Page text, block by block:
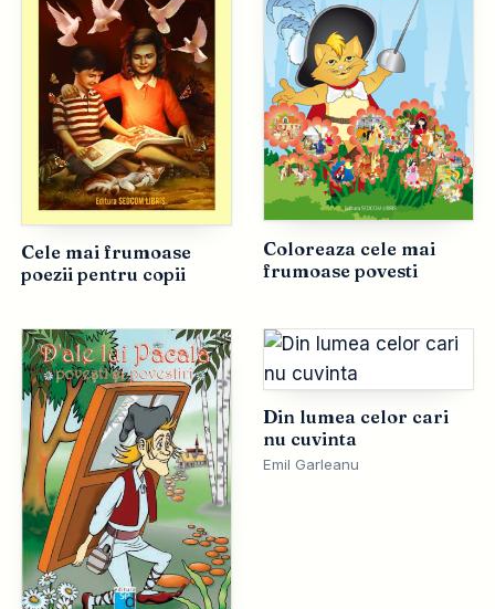
Cele mai frumoase
poezii pentru copii
Coloreaza cele mai
frumoase povesti
Din lumea celor cari
nu cuvinta
Emil Garleanu